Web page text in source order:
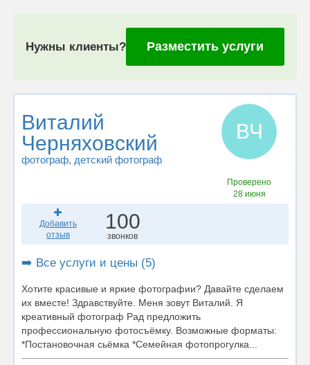
Нужны клиенты? Разместить услуги
Виталий
Черняховский
фотограф, детский фотограф
ВЧ
Проверено
28 июня
Добавить
отзыв
100
звонков
➡️ Все услуги и цены (5)
Хотите красивые и яркие фотографии? Давайте сделаем
их вместе! Здравствуйте. Меня зовут Виталий. Я
креативный фотограф Рад предложить
профессиональную фотосъёмку. Возможные форматы:
*Постановочная сьёмка *Семейная фотопрогулка...